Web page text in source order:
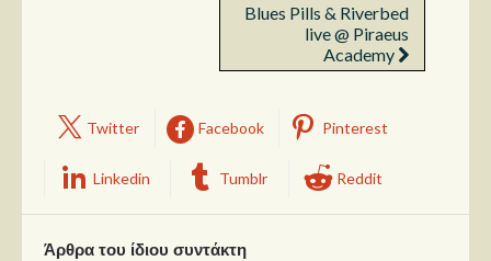
Blues Pills & Riverbed
live @ Piraeus
Academy
Twitter Facebook Pinterest
Linkedin Tumblr Reddit
Άρθρα του ίδιου συντάκτη